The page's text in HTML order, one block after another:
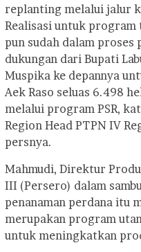
replanting melalui jalur
Realisasi untuk program
pun sudah dalam proses
dukungan dari Bupati
Muspika ke depannya
Aek Raso seluas 6.498
melalui program PSR,
Region Head PTPN IV
persnya.
Mahmudi, Direktur
III (Persero) dalam
penanaman perdana itu
merupakan program
untuk meningkatkan